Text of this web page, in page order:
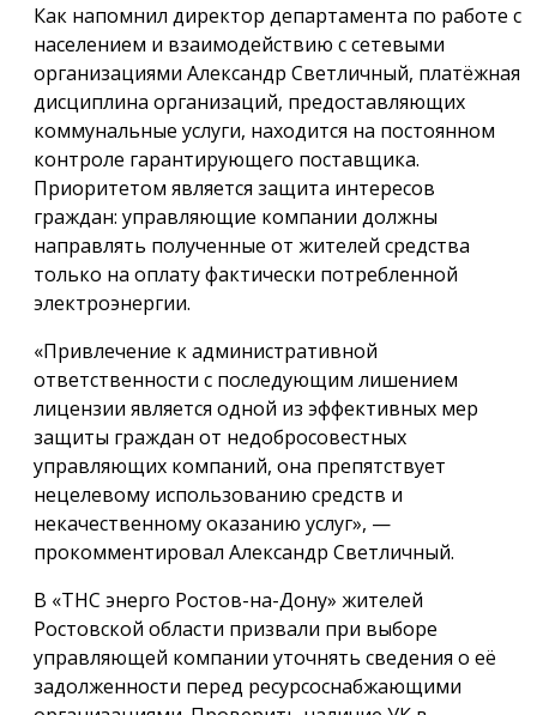
Как напомнил директор департамента по работе с
населением и взаимодействию с сетевыми
организациями Александр Светличный, платёжная
дисциплина организаций, предоставляющих
коммунальные услуги, находится на постоянном
контроле гарантирующего поставщика.
Приоритетом является защита интересов
граждан: управляющие компании должны
направлять полученные от жителей средства
только на оплату фактически потребленной
электроэнергии.
«Привлечение к административной
ответственности с последующим лишением
лицензии является одной из эффективных мер
защиты граждан от недобросовестных
управляющих компаний, она препятствует
нецелевому использованию средств и
некачественному оказанию услуг», —
прокомментировал Александр Светличный.
В «ТНС энерго Ростов-на-Дону» жителей
Ростовской области призвали при выборе
управляющей компании уточнять сведения о её
задолженности перед ресурсоснабжающими